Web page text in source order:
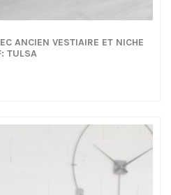
ANCIEN VESTIAIRE ET NICHE
TULSA